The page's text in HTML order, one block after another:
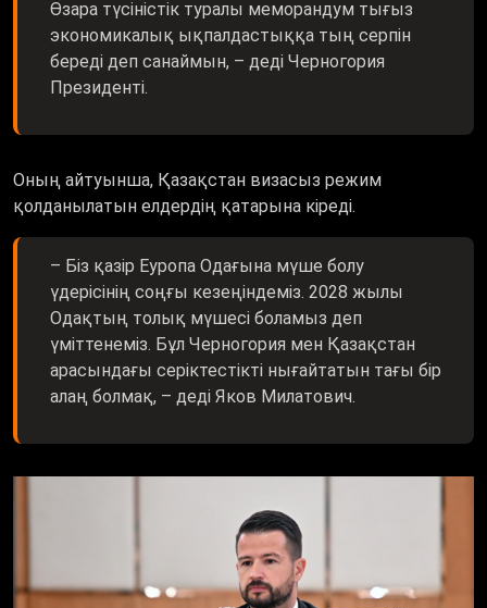
Өзара түсіністік туралы меморандум тығыз
экономикалық ықпалдастыққа тың серпін
береді деп санаймын, – деді Черногория
Президенті.
Оның айтуынша, Қазақстан визасыз режим
қолданылатын елдердің қатарына кіреді.
– Біз қазір Еуропа Одағына мүше болу
үдерісінің соңғы кезеңіндеміз. 2028 жылы
Одақтың толық мүшесі боламыз деп
үміттенеміз. Бұл Черногория мен Қазақстан
арасындағы серіктестікті нығайтатын тағы бір
алаң болмақ, – деді Яков Милатович.